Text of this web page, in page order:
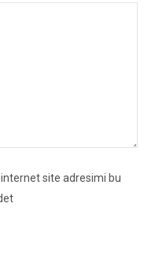
site adresimi bu